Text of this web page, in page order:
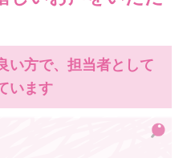
い方で、担当者として
います